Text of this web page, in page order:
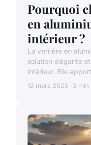
Pourquoi
en
intérieur ?
La verrière en
solution élégante
intérieur. Elle
12 mars 2025 3 min